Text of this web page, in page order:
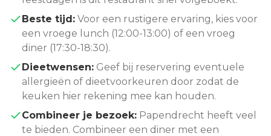
Beste tijd: Voor een rustigere ervaring, kies voor
een vroege lunch (12:00-13:00) of een vroeg
diner (17:30-18:30).
Dieetwensen: Geef bij reservering eventuele
allergieën of dieetvoorkeuren door zodat de
keuken hier rekening mee kan houden.
Combineer je bezoek: Papendrecht heeft veel
te bieden. Combineer een diner met een